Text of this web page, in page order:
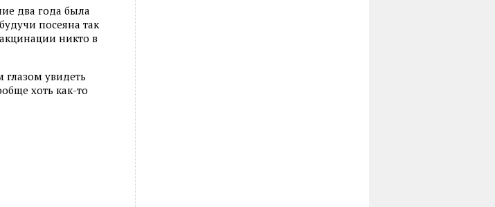
два года была
посеяна так
никто в
увидеть
хоть как-то